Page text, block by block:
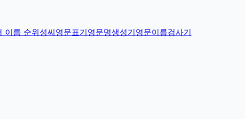
이름 순위성씨영문표기영문명생성기영문이름검사기